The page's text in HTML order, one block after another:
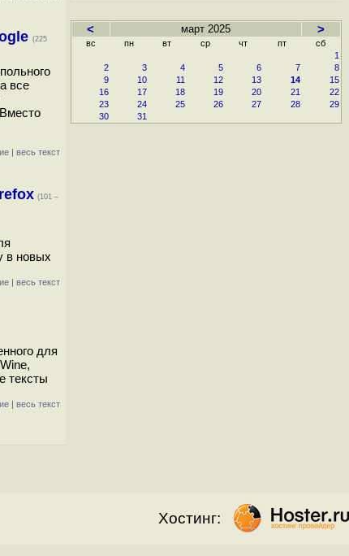
(225
все
| весь текст
(101 –
в новых
| весь текст
для
тексты
| весь текст
< март 2025 >
вс пн вт ср чт пт
сб
1
2
3 4 5 6 7
8
9
10 11 12 13 14
15
16
17 18 19 20 21
22
23
24 25 26 27 28
29
30
31
Хостинг: